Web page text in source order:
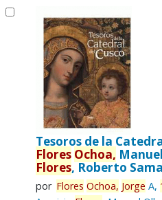
Tesoros de la
Flores Ochoa,
Flores, Roberto
por Flores Ochoa, Jorge A,